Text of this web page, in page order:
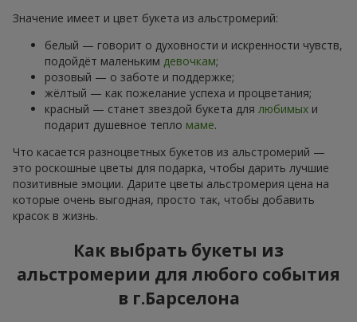
Значение имеет и цвет букета из альстромерий:
белый — говорит о духовности и искренности чувств,
подойдёт маленьким девочкам;
розовый — о заботе и поддержке;
жёлтый — как пожелание успеха и процветания;
красный — станет звездой букета для любимых и
подарит душевное тепло маме.
Что касается разноцветных букетов из альстромерий —
это роскошные цветы для подарка, чтобы дарить лучшие
позитивные эмоции. Дарите цветы альстромерия цена на
которые очень выгодная, просто так, чтобы добавить
красок в жизнь.
Как выбрать букеты из
альстромерии для любого события
в г.Барселона